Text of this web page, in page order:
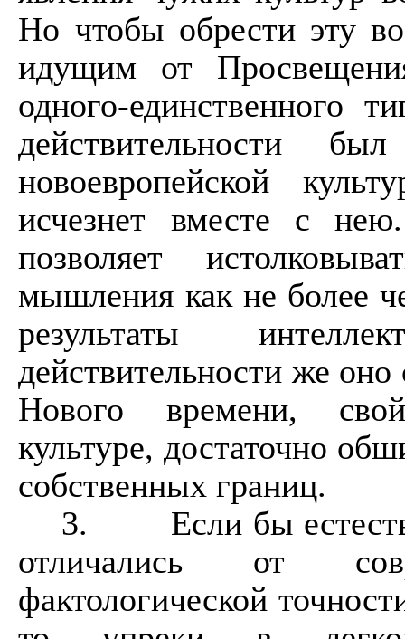
Но чтобы обрести эту
идущим от
одного-единственного
действительности
новоевропейской
исчезнет вместе с
позволяет
мышления как не более
результаты
действительности же
Нового времени,
культуре, достаточно
собственных границ.
3.
Если бы
отличались от
фактологической